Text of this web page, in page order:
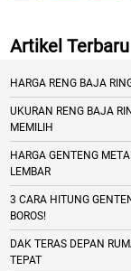
Artikel Terbaru
HARGA RENG BAJA
UKURAN RENG BAJA
MEMILIH
HARGA GENTENG
LEMBAR
3 CARA HITUNG
BOROS!
DAK TERAS DEPAN
TEPAT